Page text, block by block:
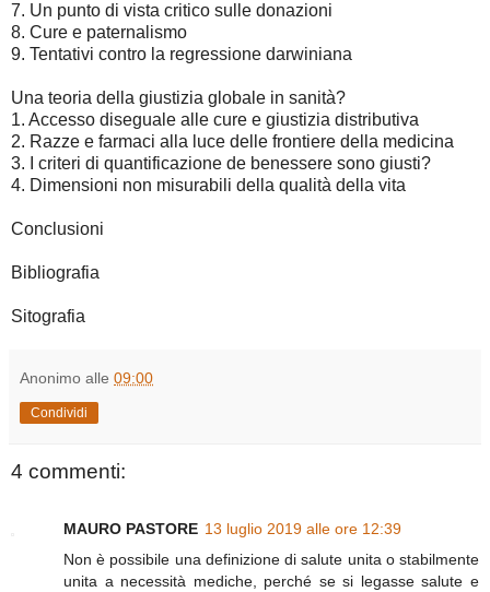
7. Un punto di vista critico sulle donazioni
8. Cure e paternalismo
9. Tentativi contro la regressione darwiniana
Una teoria della giustizia globale in sanità?
1. Accesso diseguale alle cure e giustizia distributiva
2. Razze e farmaci alla luce delle frontiere della medicina
3. I criteri di quantificazione de benessere sono giusti?
4. Dimensioni non misurabili della qualità della vita
Conclusioni
Bibliografia
Sitografia
Anonimo alle 09:00
Condividi
4 commenti:
MAURO PASTORE 13 luglio 2019 alle ore 12:39
Non è possibile una definizione di salute unita o stabilmente
unita a necessità mediche, perché se si legasse salute e